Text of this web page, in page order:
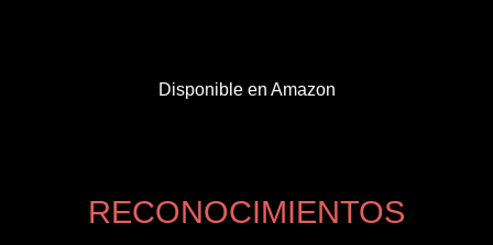
Disponible en Amazon
RECONOCIMIENTOS